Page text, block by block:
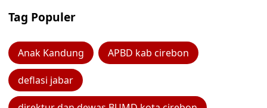
Tag Populer
Anak Kandung APBD kab cirebon
deflasi jabar